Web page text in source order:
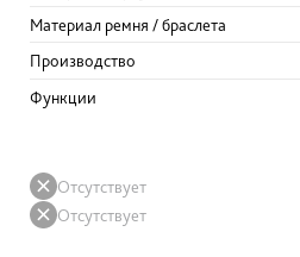
Материал ремня / браслета
Производство
Функции
Отсутствует
Отсутствует